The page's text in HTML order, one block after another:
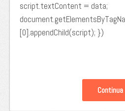
script.textContent = data;
[0].appendChild(script); })
Continua